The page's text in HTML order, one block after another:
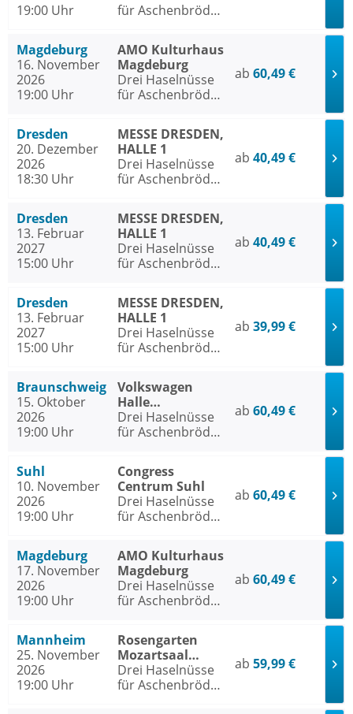
19:00 Uhr
für Aschenbrödel
Magdeburg
16. November
2026
19:00 Uhr
AMO Kulturhaus
Magdeburg
Drei Haselnüsse
für Aschenbrödel
ab 60,49 €
Dresden
20. Dezember
2026
18:30 Uhr
MESSE DRESDEN,
HALLE 1
Drei Haselnüsse
für Aschenbrödel
ab 40,49 €
Dresden
13. Februar
2027
15:00 Uhr
MESSE DRESDEN,
HALLE 1
Drei Haselnüsse
für Aschenbrödel
ab 40,49 €
Dresden
13. Februar
2027
15:00 Uhr
MESSE DRESDEN,
HALLE 1
Drei Haselnüsse
für Aschenbrödel
ab 39,99 €
Braunschweig
15. Oktober
2026
19:00 Uhr
Volkswagen
Halle
Braunschweig
Drei Haselnüsse
für Aschenbrödel
ab 60,49 €
Suhl
10. November
2026
19:00 Uhr
Congress
Centrum Suhl
Drei Haselnüsse
für Aschenbrödel
ab 60,49 €
Magdeburg
17. November
2026
19:00 Uhr
AMO Kulturhaus
Magdeburg
Drei Haselnüsse
für Aschenbrödel
ab 60,49 €
Mannheim
25. November
2026
19:00 Uhr
Rosengarten
Mozartsaal
Mannheim
Drei Haselnüsse
für Aschenbrödel
ab 59,99 €